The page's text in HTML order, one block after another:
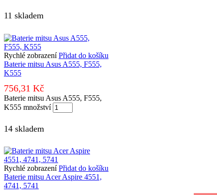
11 skladem
Rychlé zobrazení Přidat do košíku
Baterie mitsu Asus A555, F555,
K555
756,31 Kč
Baterie mitsu Asus A555, F555,
K555 množství
14 skladem
Rychlé zobrazení Přidat do košíku
Baterie mitsu Acer Aspire 4551,
4741, 5741